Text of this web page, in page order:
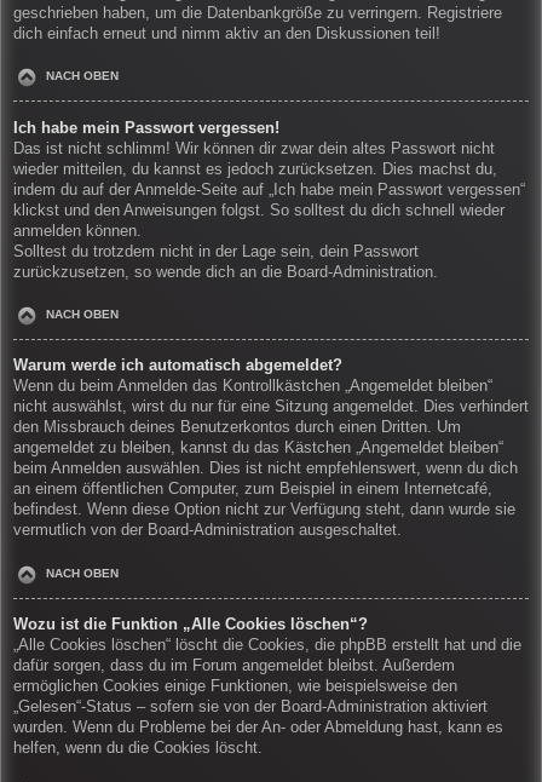
geschrieben haben, um die Datenbankgröße zu verringern. Registriere
dich einfach erneut und nimm aktiv an den Diskussionen teil!
NACH OBEN
Ich habe mein Passwort vergessen!
Das ist nicht schlimm! Wir können dir zwar dein altes Passwort nicht
wieder mitteilen, du kannst es jedoch zurücksetzen. Dies machst du,
indem du auf der Anmelde-Seite auf „Ich habe mein Passwort vergessen“
klickst und den Anweisungen folgst. So solltest du dich schnell wieder
anmelden können.
Solltest du trotzdem nicht in der Lage sein, dein Passwort
zurückzusetzen, so wende dich an die Board-Administration.
NACH OBEN
Warum werde ich automatisch abgemeldet?
Wenn du beim Anmelden das Kontrollkästchen „Angemeldet bleiben“
nicht auswählst, wirst du nur für eine Sitzung angemeldet. Dies verhindert
den Missbrauch deines Benutzerkontos durch einen Dritten. Um
angemeldet zu bleiben, kannst du das Kästchen „Angemeldet bleiben“
beim Anmelden auswählen. Dies ist nicht empfehlenswert, wenn du dich
an einem öffentlichen Computer, zum Beispiel in einem Internetcafé,
befindest. Wenn diese Option nicht zur Verfügung steht, dann wurde sie
vermutlich von der Board-Administration ausgeschaltet.
NACH OBEN
Wozu ist die Funktion „Alle Cookies löschen“?
„Alle Cookies löschen“ löscht die Cookies, die phpBB erstellt hat und die
dafür sorgen, dass du im Forum angemeldet bleibst. Außerdem
ermöglichen Cookies einige Funktionen, wie beispielsweise den
„Gelesen“-Status – sofern sie von der Board-Administration aktiviert
wurden. Wenn du Probleme bei der An- oder Abmeldung hast, kann es
helfen, wenn du die Cookies löscht.